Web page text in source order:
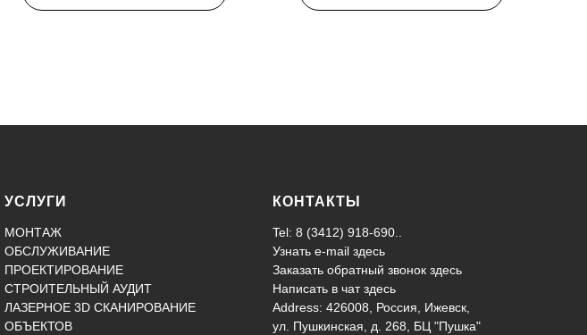
УСЛУГИ
МОНТАЖ
ОБСЛУЖИВАНИЕ
ПРОЕКТИРОВАНИЕ
СТРОИТЕЛЬНЫЙ АУДИТ
ЛАЗЕРНОЕ 3D СКАНИРОВАНИЕ
ОБЪЕКТОВ
КОНТАКТЫ
Tel: 8 (3412) 918-690..
Узнать e-mail здесь
Заказать обратный звонок здесь
Написать в чатздесь
Address: 426008, Россия, Ижевск,
ул. Пушкинская, д. 268, БЦ "Пушка"